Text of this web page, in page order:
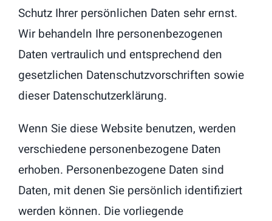
Schutz Ihrer persönlichen Daten sehr ernst.
Wir behandeln Ihre personenbezogenen
Daten vertraulich und entsprechend den
gesetzlichen Datenschutzvorschriften sowie
dieser Datenschutzerklärung.
Wenn Sie diese Website benutzen, werden
verschiedene personenbezogene Daten
erhoben. Personenbezogene Daten sind
Daten, mit denen Sie persönlich identifiziert
werden können. Die vorliegende